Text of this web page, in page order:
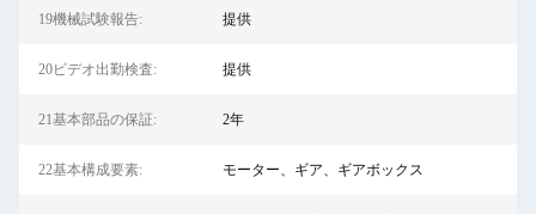
19機械試験報告: 提供
20ビデオ出勤検査: 提供
21基本部品の保証: 2年
22基本構成要素: モーター、ギア、ギアボックス